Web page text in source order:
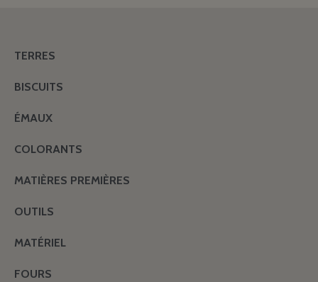
TERRES
BISCUITS
ÉMAUX
COLORANTS
MATIÈRES PREMIÈRES
OUTILS
MATÉRIEL
FOURS